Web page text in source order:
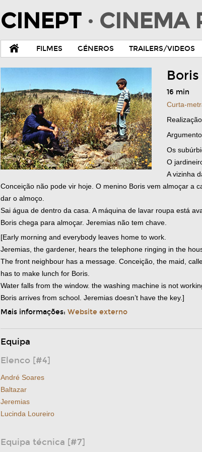
CINEPT · CINEMA
FILMES GÉNEROS TRAILERS/VIDEOS
16 min
Curta-
Os
O
A vizinha
Conceição não pode vir hoje. O menino Boris vem almoçar a
dar o almoço.
Sai água de dentro da casa. A máquina de lavar roupa está
Boris chega para almoçar. Jeremias não tem chave.
[Early morning and everybody leaves home to work.
Jeremias, the gardener, hears the telephone ringing in the
The front neighbour has a message. Conceição, the maid,
has to make lunch for Boris.
Water falls from the window. the washing machine is not
Boris arrives from school. Jeremias doesn’t have the key.]
Mais informações: Website externo
Equipa
Elenco [#4]
André Soares
Baltazar
Jeremias
Lucinda Loureiro
Equipa técnica [#7]